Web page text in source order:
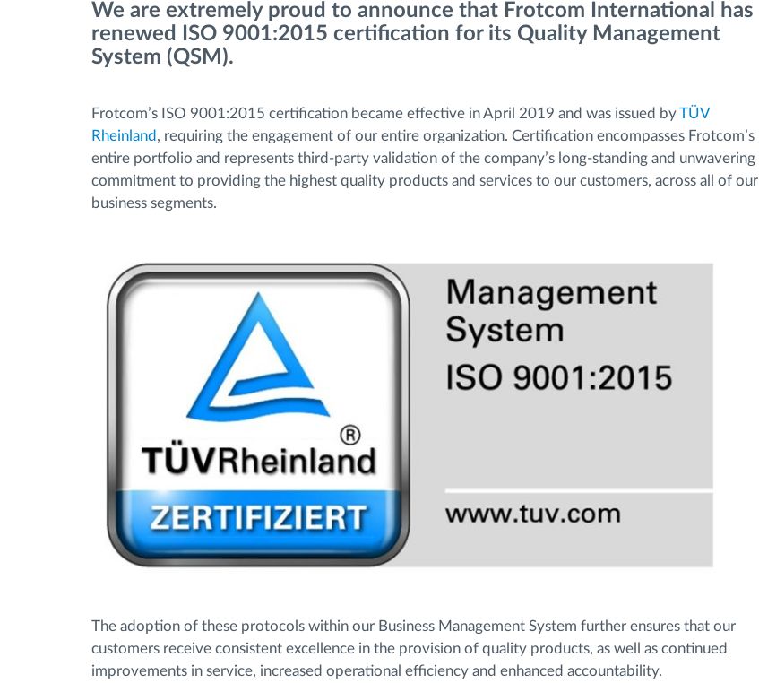
Upravljanje gorivom
Automatska identifikacija vozača
Otkrijte sve funkcije
We are extremely proud to announce that Frotcom International has
renewed ISO 9001:2015 certification for its Quality Management
System (QSM).
Frotcom’s ISO 9001:2015 certification became effective in April 2019 and was issued byTÜV
Rheinland , requiring the engagement of our entire organization. Certification encompasses Frotcom’s
entire portfolio and represents third-party validation of the company’s long-standing and unwavering
commitment to providing the highest quality products and services to our customers, across all of our
business segments.
The adoption of these protocols within our Business Management System further ensures that our
customers receive consistent excellence in the provision of quality products, as well as continued
improvements in service, increased operational efficiency and enhanced accountability.